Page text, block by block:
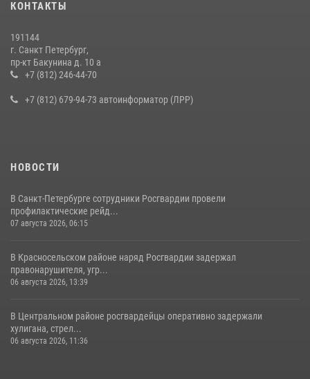
на III Международном петербургском цифровом форуме
В Ленобласти сотрудники Росгвардии провели встречу с
воспитанниками детского клуба «Умные каникулы»
КОНТАКТЫ
191144
г. Санкт Петербург,
пр-кт Бакунина д. 10 а
+7 (812) 246-44-70
+7 (812) 679-94-73 автоинформатор (ЛРР)
НОВОСТИ
В Санкт-Петербурге сотрудники Росгвардии провели
профилактические рейд...
07 августа 2026, 06:15
В Красносельском районе наряд Росгвардии задержал
правонарушителя, угр...
06 августа 2026, 13:39
В Центральном районе росгвардейцы оперативно задержали
хулигана, стрел...
06 августа 2026, 11:36